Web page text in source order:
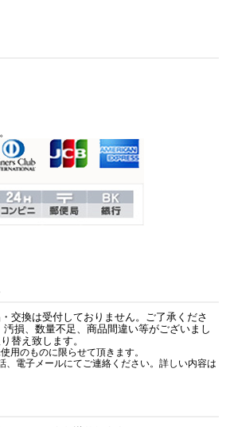
交換は受付しておりません。ご了承くださ
損、数量不足、商品間違い等がございまし
替え致します。
用のものに限らせて頂きます。
、電子メールにてご連絡ください。詳しい内容は